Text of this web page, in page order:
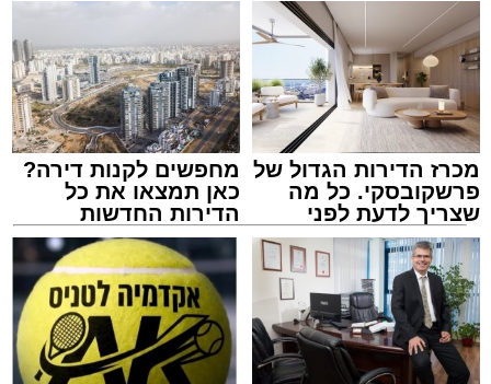
מכרז הדירות הגדול של
פרשקובסקי. כל מה
שצריך לדעת לפני
שמגישים הצעה לדירה
באשדוד
מחפשים לקנות דירה?
כאן תמצאו את כל
הדירות החדשות
למכירה באשדוד >>>